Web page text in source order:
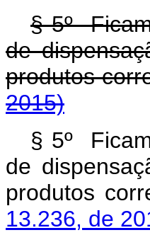
§ 5º
de
produtos
2015)
§ 5º
de
13.236, de